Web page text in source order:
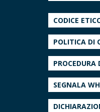
CODICE
POLITICA DI
SEGNALA